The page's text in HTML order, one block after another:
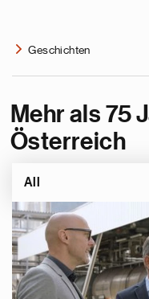
Geschichten
Mehr als 75
Österreich
All